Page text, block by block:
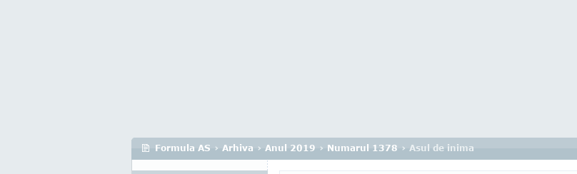
Formula AS › Arhiva › Anul 2019 › Numarul 1378 › Asul de inima